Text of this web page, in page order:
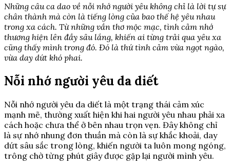
Những câu ca dao về nỗi nhớ người yêu không chỉ là lời tự sự
chân thành mà còn là tiếng lòng của bao thế hệ yêu nhau
trong xa cách. Từ những vần thơ mộc mạc, tình cảm nhớ
thương hiện lên đầy sâu lắng, khiến ai từng trải qua yêu xa
cũng thấy mình trong đó. Đó là thứ tình cảm vừa ngọt ngào,
vừa day dứt khó phai.
Nỗi nhớ người yêu da diết
Nỗi nhớ người yêu da diết là một trạng thái cảm xúc
mạnh mẽ, thường xuất hiện khi hai người yêu nhau phải xa
cách hoặc chưa thể ở bên nhau trọn vẹn. Đây không chỉ
là sự nhớ nhung đơn thuần mà còn là sự khắc khoải, day
dứt sâu sắc trong lòng, khiến người ta luôn mong ngóng,
trông chờ từng phút giây được gặp lại người mình yêu.